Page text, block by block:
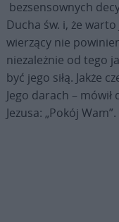
bezsensownych
Ducha św. i, że
wierzący nie
niezależnie od tego
być jego siłą. Jakże
Jego darach –
Jezusa: „Pokój Wam”.